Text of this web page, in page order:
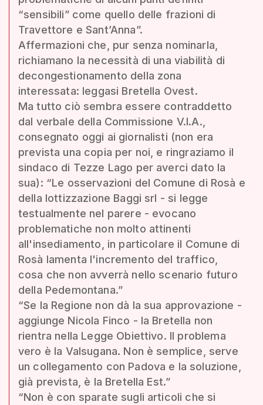
“sensibili” come quello delle frazioni di
Travettore e Sant’Anna”.
Affermazioni che, pur senza nominarla,
richiamano la necessità di una viabilità di
decongestionamento della zona
interessata: leggasi Bretella Ovest.
Ma tutto ciò sembra essere contraddetto
dal verbale della Commissione V.I.A.,
consegnato oggi ai giornalisti (non era
prevista una copia per noi, e ringraziamo il
sindaco di Tezze Lago per averci dato la
sua): “Le osservazioni del Comune di Rosà e
della lottizzazione Baggi srl - si legge
testualmente nel parere - evocano
problematiche non molto attinenti
all'insediamento, in particolare il Comune di
Rosà lamenta l'incremento del traffico,
cosa che non avverrà nello scenario futuro
della Pedemontana.”
“Se la Regione non dà la sua approvazione -
aggiunge Nicola Finco - la Bretella non
rientra nella Legge Obiettivo. Il problema
vero è la Valsugana. Non è semplice, serve
un collegamento con Padova e la soluzione,
già prevista, è la Bretella Est.”
“Non è con sparate sugli articoli che si